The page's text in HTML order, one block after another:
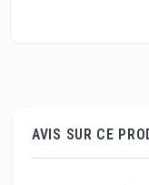
AVIS SUR CE